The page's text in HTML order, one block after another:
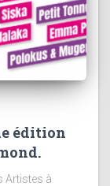
édition
Artistes à